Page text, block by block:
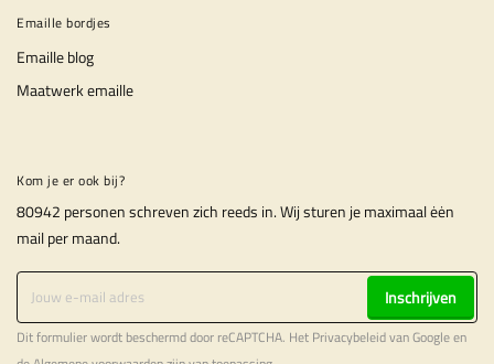
Emaille bordjes
Emaille blog
Maatwerk emaille
Kom je er ook bij?
80942 personen schreven zich reeds in. Wij sturen je maximaal ėėn
mail per maand.
Inschrijven
Dit formulier wordt beschermd door reCAPTCHA. Het Privacybeleidvan Google en